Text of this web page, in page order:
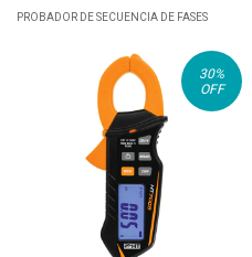
PROBADOR DE SECUENCIA DE FASES
30%
OFF